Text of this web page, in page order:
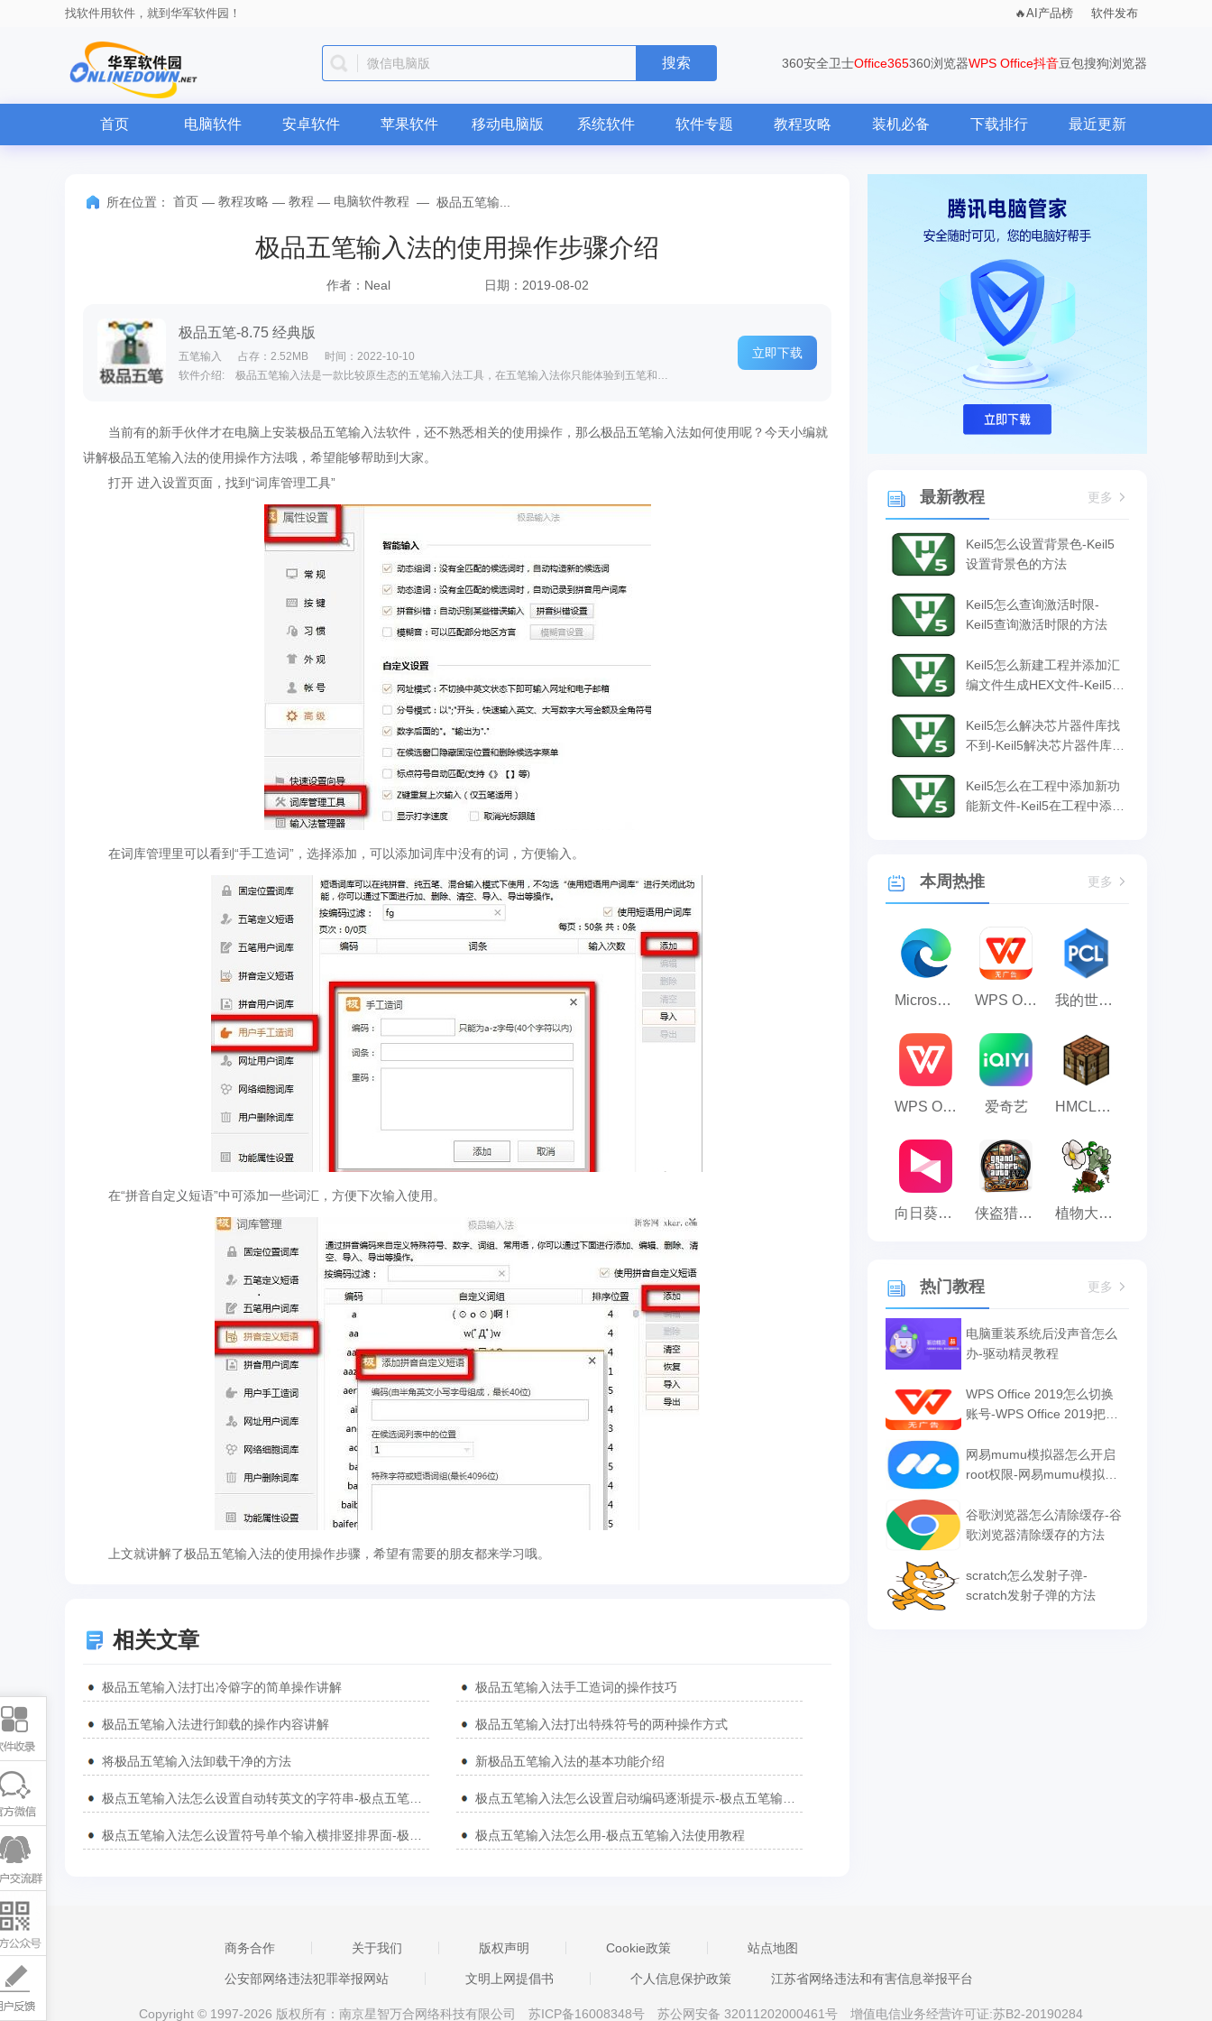
找软件用软件，就到华军软件园！ AI产品榜 软件发布
QQ 搜索 360安全卫士Office365360浏览器WPS Office抖音豆包搜狗浏览器
首页 电脑软件 安卓软件 苹果软件 移动电脑版 系统软件 软件专题 教程攻略 装机必备 下载排行 最近更新
所在位置： 首页 — 教程攻略 — 教程 — 电脑软件教程 — 极品五笔输...
极品五笔输入法的使用操作步骤介绍
作者：Neal 日期：2019-08-02
极品五笔-8.75 经典版
五笔输入 占存：2.52MB
时间：2022-10-10
软件介绍: 极品五笔输入法是一款比较原生态的五笔输入法工具，在五笔输入法你只能体验到五笔和拼音两种常用...
立即下载
当前有的新手伙伴才在电脑上安装极品五笔输入法软件，还不熟悉相关的使用操作，那么极品五笔输入法如何使用呢？今天小编就
讲解极品五笔输入法的使用操作方法哦，希望能够帮助到大家。
打开 进入设置页面，找到“词库管理工具”
在词库管理里可以看到“手工造词”，选择添加，可以添加词库中没有的词，方便输入。
在“拼音自定义短语”中可添加一些词汇，方便下次输入使用。
上文就讲解了极品五笔输入法的使用操作步骤，希望有需要的朋友都来学习哦。
相关文章
极品五笔输入法打出冷僻字的简单操作讲解 极品五笔输入法手工造词的操作技巧
极品五笔输入法进行卸载的操作内容讲解 极品五笔输入法打出特殊符号的两种操作方式
将极品五笔输入法卸载干净的方法 新极品五笔输入法的基本功能介绍
极点五笔输入法怎么用-极点五笔输入法使用教程
最新教程 更多
Keil5怎么设置背景色-Keil5
设置背景色的方法
Keil5怎么查询激活时限-
Keil5查询激活时限的方法
Keil5怎么新建工程并添加汇
编文件生成HEX文件-Keil5新
HEX文件的方法
Keil5怎么解决芯片器件库找
不到-Keil5解决芯片器件库找
Keil5怎么在工程中添加新功
能新文件-Keil5在工程中添加
本周热推 更多
Microsoft Edge浏览器 WPS Office 我的世界PCL2启动器
WPS Office 2023 爱奇艺 HMCL启动器
向日葵远程控制 侠盗猎车手:罪恶都市之侠盗无双 植物大战僵尸
热门教程 更多
电脑重装系统后没声音怎么
办-驱动精灵教程
WPS Office 2019怎么切换
账号-WPS Office 2019把切
网易mumu模拟器怎么开启
root权限-网易mumu模拟器
谷歌浏览器怎么清除缓存-谷
歌浏览器清除缓存的方法
scratch怎么发射子弹-
scratch发射子弹的方法
商务合作 关于我们 版权声明 Cookie政策 站点地图
公安部网络违法犯罪举报网站 文明上网提倡书 个人信息保护政策 江苏省网络违法和有害信息举报平台
Copyright © 1997-2026 版权所有：南京星智万合网络科技有限公司 苏ICP备16008348号 苏公网安备 32011202000461号 增值电信业务经营许可证:苏B2-20190284